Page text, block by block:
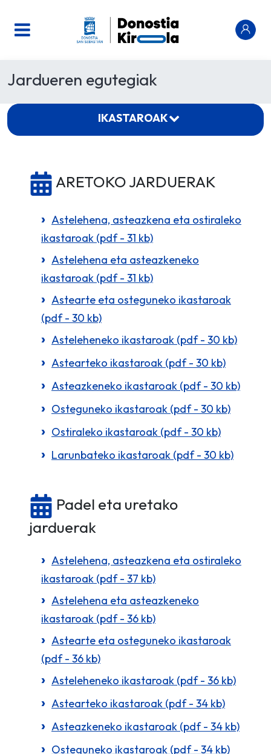
Jardueren egutegiak
ARETOKO JARDUERAK
Astelehena, asteazkena eta ostiraleko
ikastaroak (pdf - 31 kb)
Astelehena eta asteazkeneko
ikastaroak (pdf - 31 kb)
Astearte eta osteguneko ikastaroak
(pdf - 30 kb)
Asteleheneko ikastaroak (pdf - 30 kb)
Astearteko ikastaroak (pdf - 30 kb)
Asteazkeneko ikastaroak (pdf - 30 kb)
Osteguneko ikastaroak (pdf - 30 kb)
Ostiraleko ikastaroak (pdf - 30 kb)
Larunbateko ikastaroak (pdf - 30 kb)
Padel eta uretako
jarduerak
Astelehena, asteazkena eta ostiraleko
ikastaroak (pdf - 37 kb)
Astelehena eta asteazkeneko
ikastaroak (pdf - 36 kb)
Astearte eta osteguneko ikastaroak
(pdf - 36 kb)
Asteleheneko ikastaroak (pdf - 36 kb)
Astearteko ikastaroak (pdf - 34 kb)
Asteazkeneko ikastaroak (pdf - 34 kb)
Osteguneko ikastaroak (pdf - 34 kb)
IKASTAROAK